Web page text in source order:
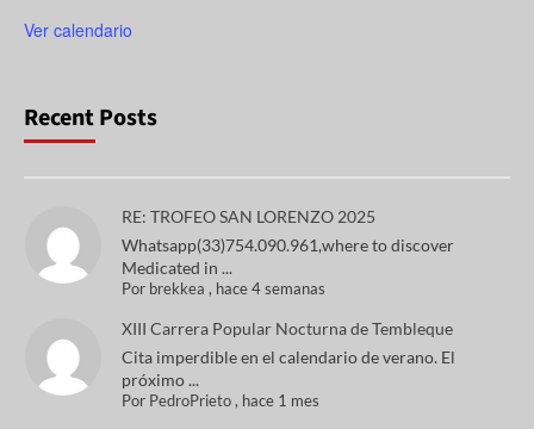
Ver calendario
Recent Posts
RE: TROFEO SAN LORENZO 2025
Whatsapp(33)754.090.961,where to discover
Medicated in ...
Por brekkea , hace 4 semanas
XIII Carrera Popular Nocturna de Tembleque
Cita imperdible en el calendario de verano. El
próximo ...
Por PedroPrieto, hace 1 mes